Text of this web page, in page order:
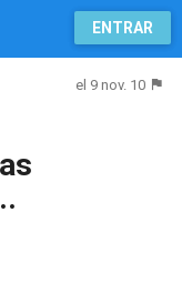
ENTRAR
el 9 nov. 10